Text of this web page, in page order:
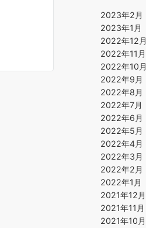
2023年2月
2023年1月
2022年12月
2022年11月
2022年10月
2022年9月
2022年8月
2022年7月
2022年6月
2022年5月
2022年4月
2022年3月
2022年2月
2022年1月
2021年12月
2021年11月
2021年10月